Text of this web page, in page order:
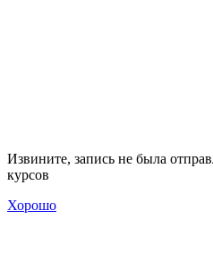
Извините, запись не была
курсов
Хорошо